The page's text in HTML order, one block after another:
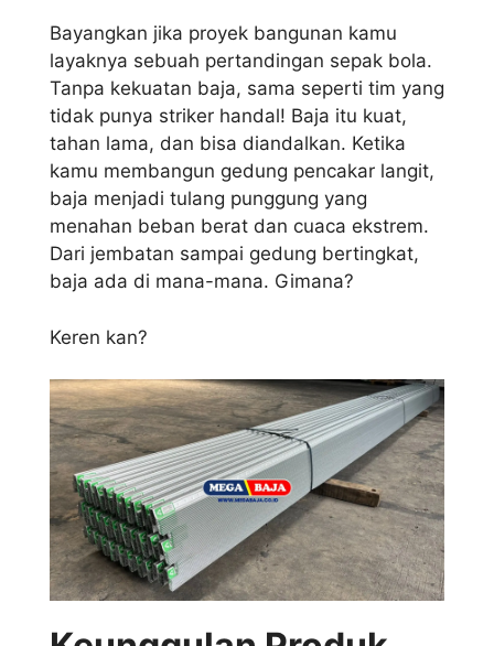
Bayangkan jika proyek bangunan kamu
layaknya sebuah pertandingan sepak bola.
Tanpa kekuatan baja, sama seperti tim yang
tidak punya striker handal! Baja itu kuat,
tahan lama, dan bisa diandalkan. Ketika
kamu membangun gedung pencakar langit,
baja menjadi tulang punggung yang
menahan beban berat dan cuaca ekstrem.
Dari jembatan sampai gedung bertingkat,
baja ada di mana-mana. Gimana?
Keren kan?